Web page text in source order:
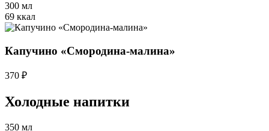
300 мл
69 ккал
Капучино «Смородина-малина»
370 ₽
Холодные напитки
350 мл